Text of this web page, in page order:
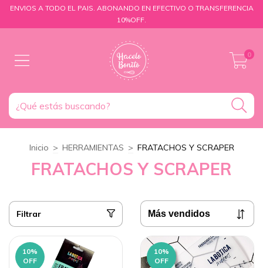
ENVIOS A TODO EL PAIS. ABONANDO EN EFECTIVO O TRANSFERENCIA
10%OFF.
0
Inicio > HERRAMIENTAS > FRATACHOS Y SCRAPER
FRATACHOS Y SCRAPER
Filtrar
10%
OFF
10%
OFF